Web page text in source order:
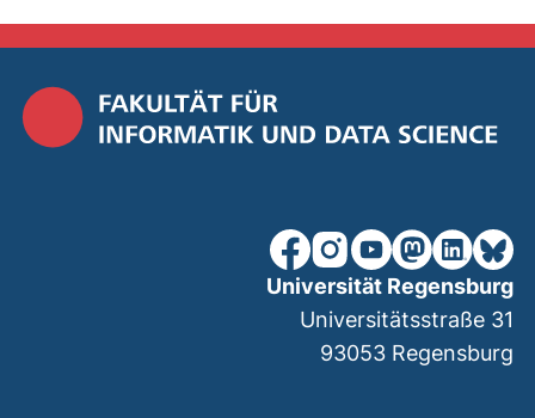
unsere Facebook-Seite
unsere Instagram-
unsere YouTube-
unsereunsere
Universität Regensburg
Universitätsstraße 31
93053 Regensburg